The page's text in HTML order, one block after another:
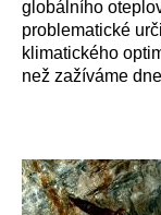
globálního
problematické
klimatického
než zažíváme